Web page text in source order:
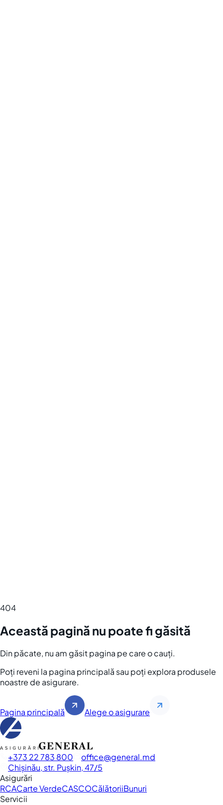
404
Această pagină nu poate fi găsită
Din păcate, nu am găsit pagina pe care o cauți.
Poți reveni la pagina principală sau poți explora produsele
noastre de asigurare.
Pagina principală Alege o asigurare
+373 22 783 800 office
general.md
Chișinău, str. Pușkin, 47/5
Asigurări
RCACarte VerdeCASCOCălătoriiBunuri
Servicii